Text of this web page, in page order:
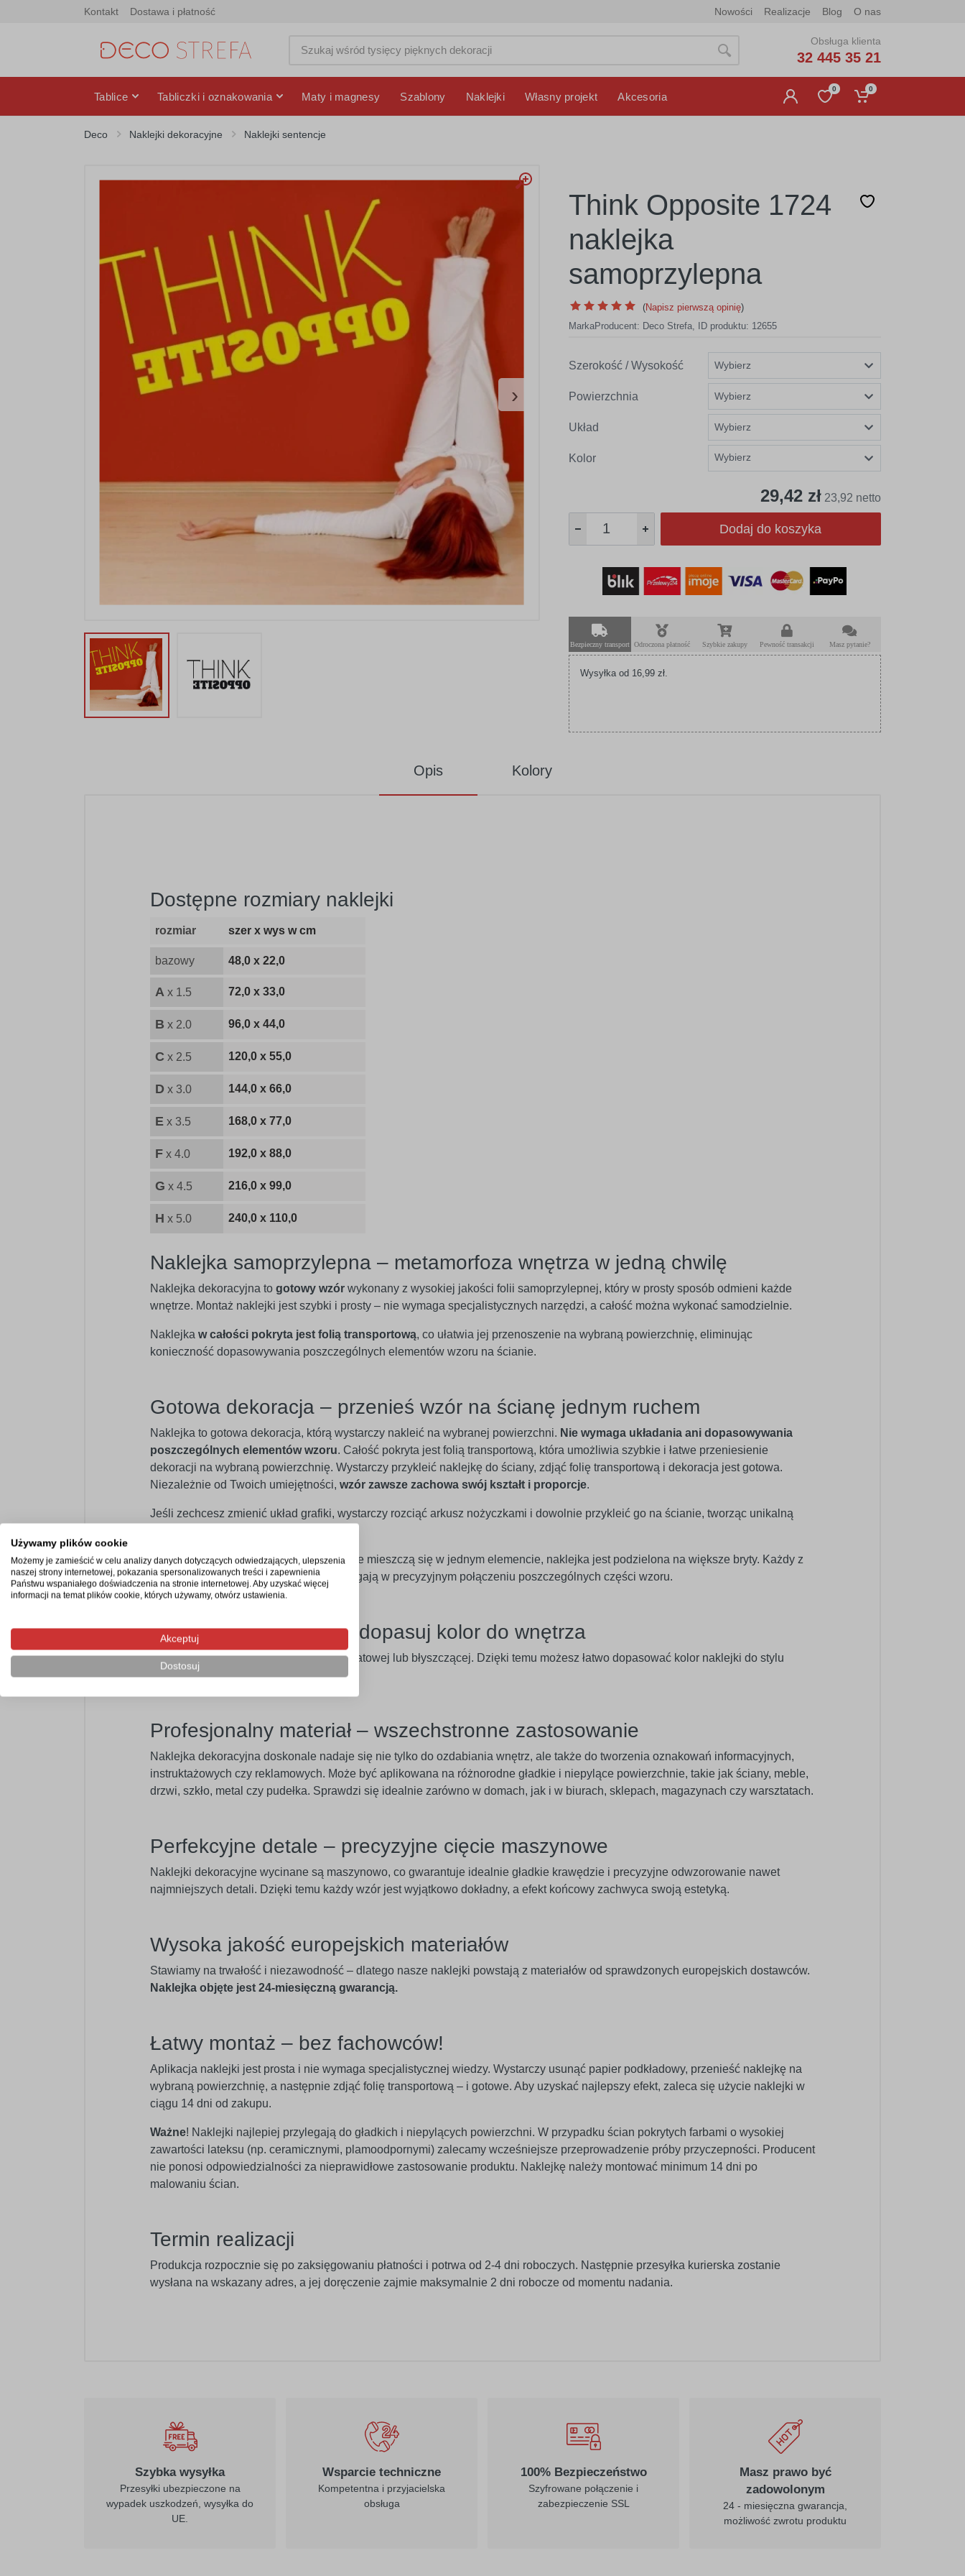
Kontakt Dostawa i płatność Nowości Realizacje Blog O nas
Obsługa klienta
32 445 35 21
Tablice Tabliczki i oznakowania Maty i magnesy Szablony Naklejki Własny projekt Akcesoria
0 0
Deco Naklejki dekoracyjne Naklejki sentencje
›
Think Opposite 1724
naklejka
samoprzylepna
(Napisz pierwszą opinię)
MarkaProducent: Deco Strefa, ID produktu: 12655
Szerokość / Wysokość
Powierzchnia
Układ
Kolor Wybierz
29,42 zł 23,92 netto
Dodaj do koszyka
Bezpieczny transport Odroczona płatność Szybkie zakupy Pewność transakcji Masz pytanie?
Wysyłka od 16,99 zł.
Opis Kolory
Dostępne rozmiary naklejki
rozmiar szer x wys w cm
bazowy 48,0 x 22,0
A x 1.5 72,0 x 33,0
B x 2.0 96,0 x 44,0
C x 2.5 120,0 x 55,0
D x 3.0 144,0 x 66,0
E x 3.5 168,0 x 77,0
F x 4.0 192,0 x 88,0
G x 4.5 216,0 x 99,0
H x 5.0 240,0 x 110,0
Naklejka samoprzylepna – metamorfoza wnętrza w jedną chwilę
Naklejka dekoracyjna to gotowy wzór wykonany z wysokiej jakości folii samoprzylepnej, który w prosty sposób odmieni każde
wnętrze. Montaż naklejki jest szybki i prosty – nie wymaga specjalistycznych narzędzi, a całość można wykonać samodzielnie.
Naklejka w całości pokryta jest folią transportową, co ułatwia jej przenoszenie na wybraną powierzchnię, eliminując
konieczność dopasowywania poszczególnych elementów wzoru na ścianie.
Gotowa dekoracja – przenieś wzór na ścianę jednym ruchem
Naklejka to gotowa dekoracja, którą wystarczy nakleić na wybranej powierzchni. Nie wymaga układania ani dopasowywania
poszczególnych elementów wzoru. Całość pokryta jest folią transportową, która umożliwia szybkie i łatwe przeniesienie
dekoracji na wybraną powierzchnię. Wystarczy przykleić naklejkę do ściany, zdjąć folię transportową i dekoracja jest gotowa.
Niezależnie od Twoich umiejętności, wzór zawsze zachowa swój kształt i proporcje.
Jeśli zechcesz zmienić układ grafiki, wystarczy rozciąć arkusz nożyczkami i dowolnie przykleić go na ścianie, tworząc unikalną
W przypadku większych wzorów, które nie mieszczą się w jednym elemencie, naklejka jest podzielona na większe bryty. Każdy z
nich ma specjalne znaczniki, które pomagają w precyzyjnym połączeniu poszczególnych części wzoru.
Szeroka paleta barw – dopasuj kolor do wnętrza
Oferujemy paletę60 koloróww wersji matowej lub błyszczącej. Dzięki temu możesz łatwo dopasować kolor naklejki do stylu
swojego wnętrza.
Profesjonalny materiał – wszechstronne zastosowanie
Naklejka dekoracyjna doskonale nadaje się nie tylko do ozdabiania wnętrz, ale także do tworzenia oznakowań informacyjnych,
instruktażowych czy reklamowych. Może być aplikowana na różnorodne gładkie i niepylące powierzchnie, takie jak ściany, meble,
drzwi, szkło, metal czy pudełka. Sprawdzi się idealnie zarówno w domach, jak i w biurach, sklepach, magazynach czy warsztatach.
Perfekcyjne detale – precyzyjne cięcie maszynowe
Naklejki dekoracyjne wycinane są maszynowo, co gwarantuje idealnie gładkie krawędzie i precyzyjne odwzorowanie nawet
najmniejszych detali. Dzięki temu każdy wzór jest wyjątkowo dokładny, a efekt końcowy zachwyca swoją estetyką.
Wysoka jakość europejskich materiałów
Stawiamy na trwałość i niezawodność – dlatego nasze naklejki powstają z materiałów od sprawdzonych europejskich dostawców.
Naklejka objęte jest 24-miesięczną gwarancją.
Łatwy montaż – bez fachowców!
Aplikacja naklejki jest prosta i nie wymaga specjalistycznej wiedzy. Wystarczy usunąć papier podkładowy, przenieść naklejkę na
wybraną powierzchnię, a następnie zdjąć folię transportową – i gotowe. Aby uzyskać najlepszy efekt, zaleca się użycie naklejki w
ciągu 14 dni od zakupu.
Ważne! Naklejki najlepiej przylegają do gładkich i niepylących powierzchni. W przypadku ścian pokrytych farbami o wysokiej
zawartości lateksu (np. ceramicznymi, plamoodpornymi) zalecamy wcześniejsze przeprowadzenie próby przyczepności. Producent
nie ponosi odpowiedzialności za nieprawidłowe zastosowanie produktu. Naklejkę należy montować minimum 14 dni po
malowaniu ścian.
Termin realizacji
Produkcja rozpocznie się po zaksięgowaniu płatności i potrwa od 2-4 dni roboczych. Następnie przesyłka kurierska zostanie
wysłana na wskazany adres, a jej doręczenie zajmie maksymalnie 2 dni robocze od momentu nadania.
żółty
jasny żółty
kremowy
cytrynowy
Szybka wysyłka
Przesyłki ubezpieczone na
wypadek uszkodzeń, wysyłka do
UE.
Wsparcie techniczne
Kompetentna i przyjacielska
obsługa
100% Bezpieczeństwo
Szyfrowane połączenie i
zabezpieczenie SSL
Masz prawo być
zadowolonym
24 - miesięczna gwarancja,
możliwość zwrotu produktu
Używamy plików cookie
Możemy je zamieścić w celu analizy danych dotyczących odwiedzających, ulepszenia
naszej strony internetowej, pokazania spersonalizowanych treści i zapewnienia
Państwu wspaniałego doświadczenia na stronie internetowej. Aby uzyskać więcej
informacji na temat plików cookie, których używamy, otwórz ustawienia.
Akceptuj
Dostosuj